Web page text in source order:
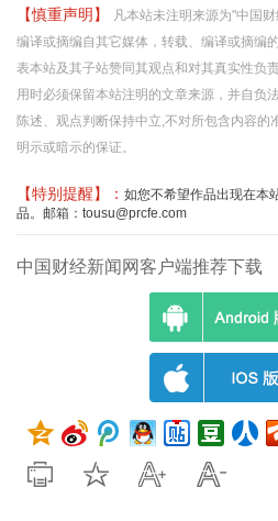
【慎重声明】
凡本站未注明来源为"中国
编译或摘编自其它媒体，转载、编译或摘编
表本站及其子站赞同其观点和对其真实性负
用时必须保留本站注明的文章来源，并自负
陈述、观点判断保持中立,不对所包含内容
明示或暗示的保证。
【特别提醒】： 如您不希望作品出现在本
品。邮箱：tousu@prcfe.com
中国财经新闻网客户端推荐下载